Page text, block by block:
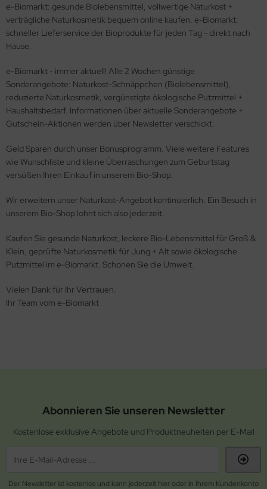
e-Biomarkt: gesunde Biolebensmittel, vollwertige Naturkost +
verträgliche Naturkosmetik bequem online kaufen. e-Biomarkt:
schneller Lieferservice der Bioprodukte für jeden Tag - direkt nach
Hause.
e-Biomarkt - immer aktuell! Alle 2 Wochen günstige
Sonderangebote: Naturkost-Schnäppchen (Biolebensmittel),
reduzierte Naturkosmetik, vergünstigte ökologische Putzmittel +
Haushaltsbedarf. Informationen über aktuelle Sonderangebote +
Gutschein-Aktionen werden über Newsletter verschickt.
Geld Sparen durch unser Bonusprogramm. Viele weitere Features
wie Wunschliste und kleine Überraschungen zum Geburtstag
versüßen Ihren Einkauf in unserem Bio-Shop.
Wir erweitern unser Naturkost-Angebot kontinuierlich. Ein Besuch in
unserem Bio-Shop lohnt sich also jederzeit.
Kaufen Sie gesunde Naturkost, leckere Bio-Lebensmittel für Groß &
Klein, geprüfte Naturkosmetik für Jung + Alt sowie ökologische
Putzmittel im e-Biomarkt. Schonen Sie die Umwelt.
Vielen Dank für Ihr Vertrauen.
Ihr Team vom e-Biomarkt
Abonnieren Sie unseren Newsletter
Kostenlose exklusive Angebote und Produktneuheiten per E-Mail
Der Newsletter ist kostenlos und kann jederzeit hier oder in Ihrem Kundenkonto